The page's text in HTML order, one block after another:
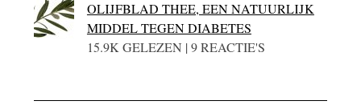
OLIJFBLAD THEE, EEN NATUURLIJK
MIDDEL TEGEN DIABETES
15.9K GELEZEN | 9 REACTIE'S